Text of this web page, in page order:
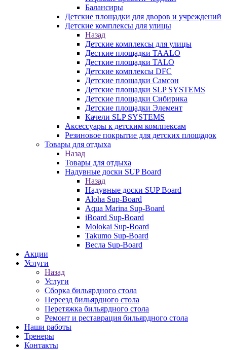
Балансиры
Детские площадки для дворов и учреждений
Детские комплексы для улицы
Назад
Детские комплексы для улицы
Десткие площадки TAALO
Десткие площадки TALO
Детские комплексы DFC
Детские площадки Самсон
Детские площадки SLP SYSTEMS
Детские площадки Сибирика
Детские площадки Элемент
Качели SLP SYSTEMS
Аксессуары к детским комлпексам
Резиновое покрытие для детских площадок
Товары для отдыха
Назад
Товары для отдыха
Надувные доски SUP Board
Назад
Надувные доски SUP Board
Aloha Sup-Board
Aqua Marina Sup-Board
iBoard Sup-Board
Molokai Sup-Board
Takumo Sup-Board
Весла Sup-Board
Акции
Услуги
Назад
Услуги
Сборка бильярдного стола
Переезд бильярдного стола
Перетяжка бильярдного стола
Ремонт и реставрация бильярдного стола
Наши работы
Тренеры
Контакты